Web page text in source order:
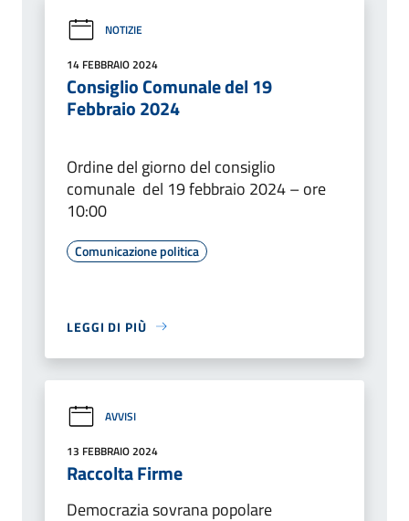
NOTIZIE
14 FEBBRAIO 2024
Consiglio Comunale del 19
Febbraio 2024
Ordine del giorno del consiglio
comunale del 19 febbraio 2024 – ore
10:00
Comunicazione politica
LEGGI DI PIÙ
AVVISI
13 FEBBRAIO 2024
Raccolta Firme
Democrazia sovrana popolare